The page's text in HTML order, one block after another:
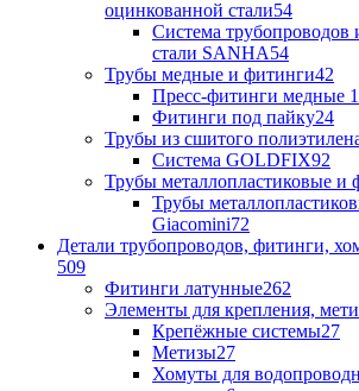
оцинкованной стали54
Система
стали SANHA54
Трубы медные и фитинги42
Пресс-фитинги медные
Фитинги под пайку24
Трубы из сшитого
Система GOLDFIX92
Трубы металлопластиковые и
Трубы
Giacomini72
Детали трубопроводов, фитинги,
509
Фитинги латунные262
Элементы для крепления,
Крепёжные системы27
Метизы27
Хомуты для